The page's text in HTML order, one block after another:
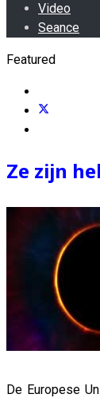
Video
Seance
Featured
Ze zijn
De Europese